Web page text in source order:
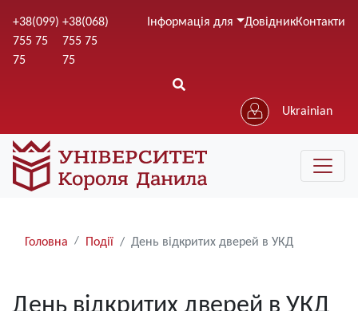
до
+38(099)
755 75
75
+38(068)
755 75
75
Інформація для ДовідникКонтакти
Ukrainian
Рядки
Головна Події День відкритих дверей в УКД